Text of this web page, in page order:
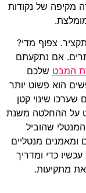
מקיפה של נקודות
צפוף מדי?
אם נתקעתם
המבט שלכם
הוא פשוט יותר
שינוי קטן
על ההחלטה משנת
שהוביל
ומאמנים מנטליים
כדי ומדריך
מתקיעות.